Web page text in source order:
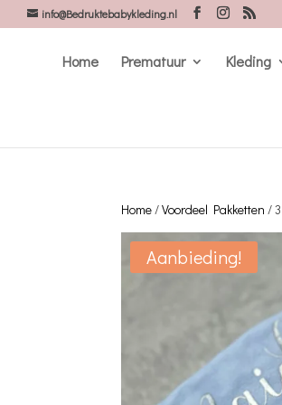
info@Bedruktebabykleding.nl
Home Prematuur Kleding
Home/Voordeel Pakketten /
Aanbieding!